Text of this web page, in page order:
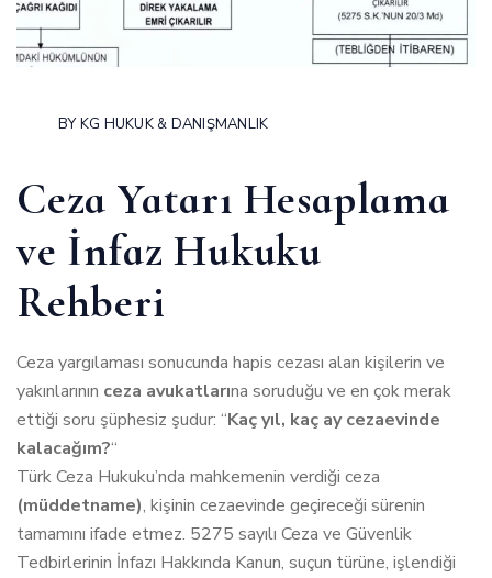
BYKG HUKUK & DANIŞMANLIK
Ceza Yatarı Hesaplama
ve İnfaz Hukuku
Rehberi
Ceza yargılaması sonucunda hapis cezası alan kişilerin ve
yakınlarının ceza avukatlarına soruduğu ve en çok merak
ettiği soru şüphesiz şudur: “Kaç yıl, kaç ay cezaevinde
kalacağım?“
Türk Ceza Hukuku’nda mahkemenin verdiği ceza
(müddetname), kişinin cezaevinde geçireceği sürenin
tamamını ifade etmez. 5275 sayılı Ceza ve Güvenlik
Tedbirlerinin İnfazı Hakkında Kanun, suçun türüne, işlendiği